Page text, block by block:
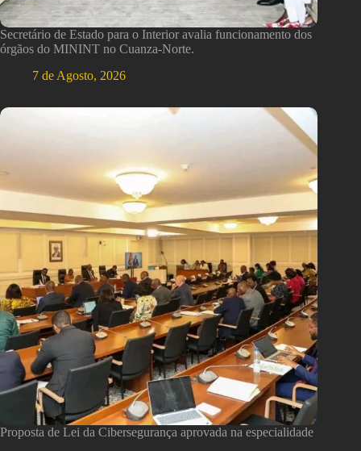
Secretário de Estado para o Interior avalia funcionamento dos
órgãos do MININT no Cuanza-Norte.
7 de Agosto, 2026
Proposta de Lei da Cibersegurança aprovada na especialidade